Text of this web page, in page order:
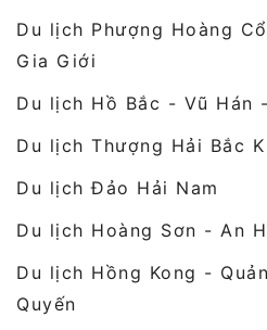
Du lịch Phượng Hoàng
Gia Giới
Du lịch Hồ Bắc - Vũ Hán
Du lịch Thượng Hải Bắc
Du lịch Đảo Hải Nam
Du lịch Hoàng Sơn - An
Du lịch Hồng Kong -
Quyến